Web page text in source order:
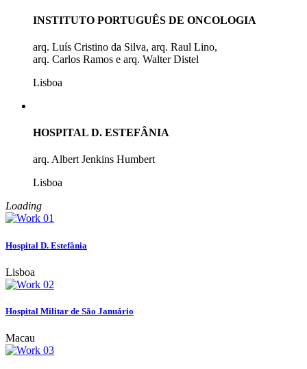
INSTITUTO PORTUGUÊS DE ONCOLOGIA
arq. Luís Cristino da Silva, arq. Raul Lino,
arq. Carlos Ramos e arq. Walter Distel
Lisboa
HOSPITAL D. ESTEFÂNIA
arq. Albert Jenkins Humbert
Lisboa
Loading
Hospital D. Estefânia
Lisboa
Hospital Militar de São Januário
Macau